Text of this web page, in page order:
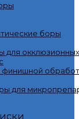
боры
для
для